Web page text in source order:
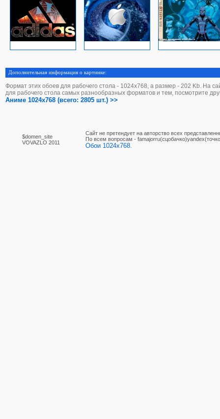
Дополнительная информация о картинке:
Формат этих обоев для рабочего стола - 1024х768, а размер - 202 Kb. На
для рабочего стола самых разнообразных форматов и тем, посмотрите
Аниме 1024x768 (всего: 2805 шт.) >>
$domen_site
VOVAZLO 2011
Сайт не претендует на авторство всех
По вcем вопросам -
Обои 1024x768.